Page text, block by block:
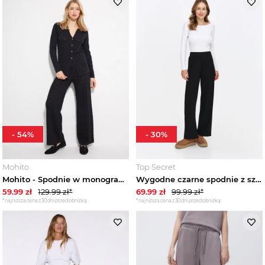
Spodnie casual damskie
Spodnie chinosy damskie
Spodnie cygaretki damskie
Spodnie dresowe damskie
Spodnie dzwony damskie
Spodnie flare damskie
Spodnie garniturowe damskie
Spodnie kuloty damskie
Spodnie letnie damskie
Mohito
Mohito - Spodnie w monogram - czarny
59.99 zł 129.99zł*
*najniższa cena z 30 dni przed obniżką
-54%
Top Secret
Wygodne czarne spodnie z szerokimi nogawkami TOP SECRET
69.99 zł 99.99zł*
*najniższa cena z 30 dni przed obniżką
- 30%